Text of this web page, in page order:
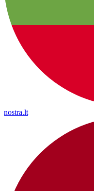
nostra.lt